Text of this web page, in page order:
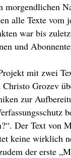
morgendlichen
alle Texte
war bis
und
mit zwei
Grozev
zur
Der Text von
keine wirklich
der erste